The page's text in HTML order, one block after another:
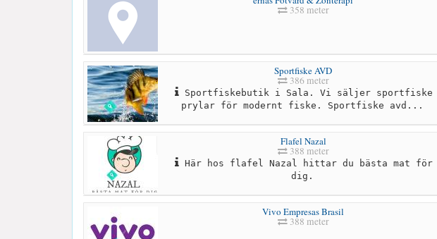
358 meter
Sportfiske AVD
386 meter
Sportfiskebutik i Sala. Vi säljer sportfiske
prylar för modernt fiske. Sportfiske avd...
Flafel Nazal
388 meter
Här hos flafel Nazal hittar du bästa mat för
dig.
Vivo Empresas Brasil
388 meter